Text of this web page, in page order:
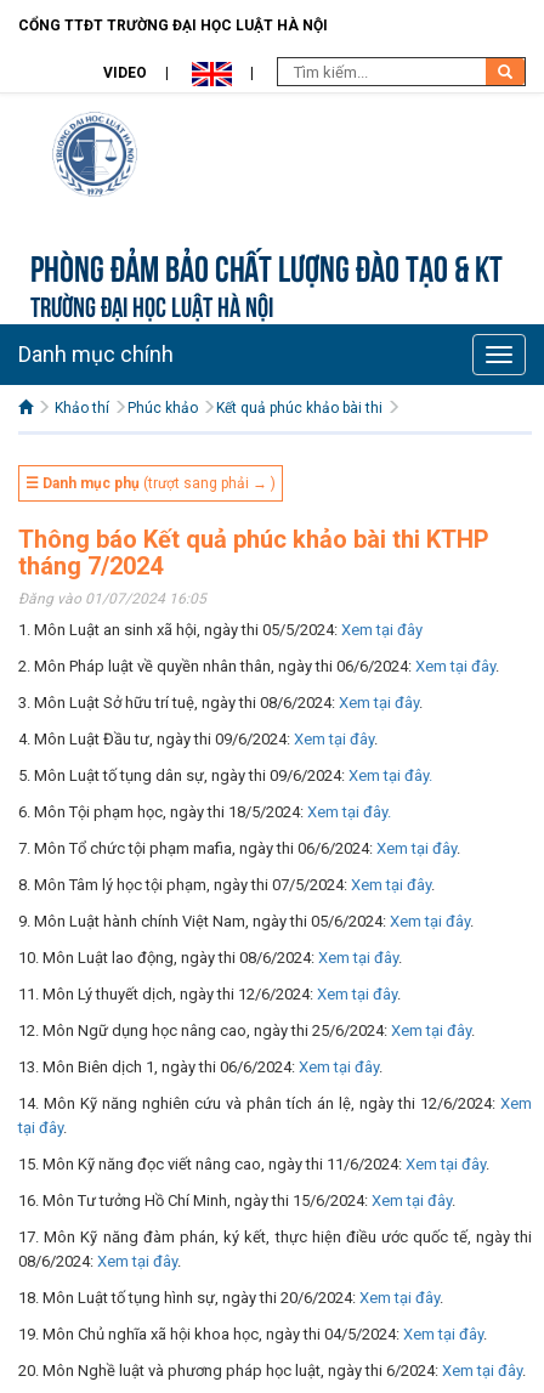
CỔNG TTĐT TRƯỜNG ĐẠI HỌC LUẬT HÀ NỘI
VIDEO
Phòng Đảm bảo chất lượng đào tạo & KT
TRƯỜNG ĐẠI HỌC LUẬT HÀ NỘI
Toggle
Danh mục chính
Khảo thí Phúc khảo Kết quả phúc khảo bài thi
☰ Danh mục phụ (trượt sang phải → )
Thông báo Kết quả phúc khảo bài thi KTHP
tháng 7/2024
Đăng vào 01/07/2024 16:05
1. Môn Luật an sinh xã hội, ngày thi 05/5/2024: Xem tại đây
2. Môn Pháp luật về quyền nhân thân, ngày thi 06/6/2024: Xem tại đây.
3. Môn Luật Sở hữu trí tuệ, ngày thi 08/6/2024: Xem tại đây.
4. Môn Luật Đầu tư, ngày thi 09/6/2024: Xem tại đây.
5. Môn Luật tố tụng dân sự, ngày thi 09/6/2024: Xem tại đây.
6. Môn Tội phạm học, ngày thi 18/5/2024: Xem tại đây.
7. Môn Tổ chức tội phạm mafia, ngày thi 06/6/2024: Xem tại đây.
8. Môn Tâm lý học tội phạm, ngày thi 07/5/2024: Xem tại đây.
9. Môn Luật hành chính Việt Nam, ngày thi 05/6/2024: Xem tại đây.
10. Môn Luật lao động, ngày thi 08/6/2024: Xem tại đây.
11. Môn Lý thuyết dịch, ngày thi 12/6/2024: Xem tại đây.
12. Môn Ngữ dụng học nâng cao, ngày thi 25/6/2024: Xem tại đây.
13. Môn Biên dịch 1, ngày thi 06/6/2024: Xem tại đây.
14. Môn Kỹ năng nghiên cứu và phân tích án lệ, ngày thi 12/6/2024: Xem
tại đây.
15. Môn Kỹ năng đọc viết nâng cao, ngày thi 11/6/2024: Xem tại đây.
16. Môn Tư tưởng Hồ Chí Minh, ngày thi 15/6/2024: Xem tại đây.
17. Môn Kỹ năng đàm phán, ký kết, thực hiện điều ước quốc tế, ngày thi
08/6/2024: Xem tại đây.
18. Môn Luật tố tụng hình sự, ngày thi 20/6/2024: Xem tại đây.
19. Môn Chủ nghĩa xã hội khoa học, ngày thi 04/5/2024: Xem tại đây.
20. Môn Nghề luật và phương pháp học luật, ngày thi 6/2024: Xem tại đây.